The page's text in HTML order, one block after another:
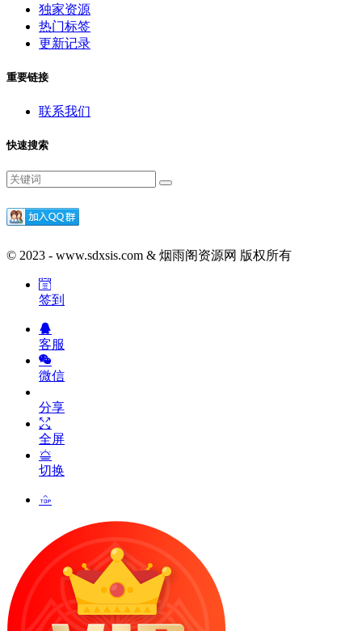
独家资源
热门标签
更新记录
重要链接
联系我们
快速搜索
© 2023 - www.sdxsis.com & 烟雨阁资源网 版权所有
签到
客服
微信
分享
全屏
切换